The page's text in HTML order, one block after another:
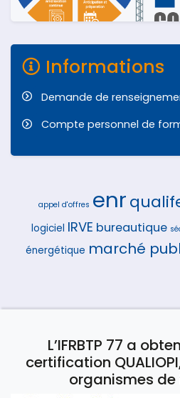
Informations
Demande de
Compte personnel de
appel d'offres enr
logiciel IRVE bureautique
énergétique marché
L’IFRBTP 77 a
certification
organismes